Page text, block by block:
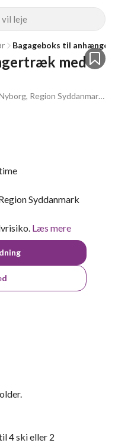
vil leje
Bagageboks til
med
· 1 anmeldelse · Nyborg, Nyborg, Nyborg, Region Syddanmark, 117.6 km
Syddanmark
Læs mere
4 ski eller 2